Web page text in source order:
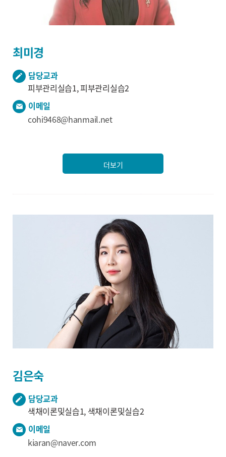
최미경
담당교과
피부관리실습1, 피부관리실습2
이메일
cohi9468@hanmail.net
더보기
김은숙
담당교과
색채이론및실습1, 색채이론및실습2
이메일
kiaran@naver.com